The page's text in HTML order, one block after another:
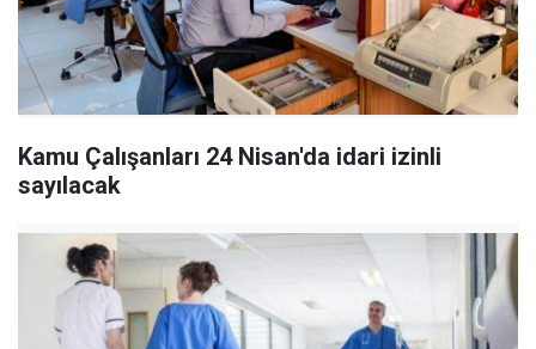
Kamu Çalışanları 24 Nisan'da idari izinli
sayılacak